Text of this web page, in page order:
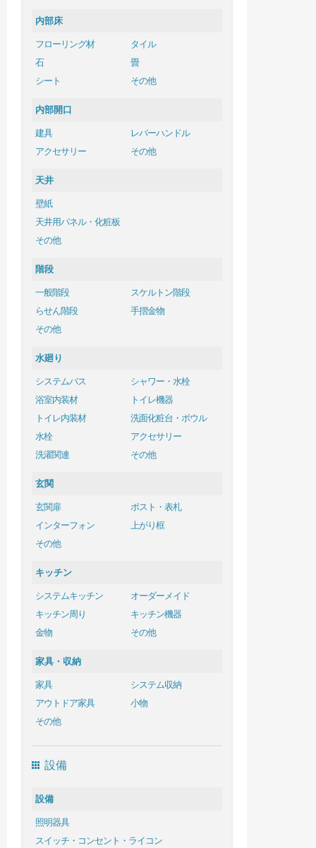
内部床
フローリング材
タイル
石
畳
シート
その他
内部開口
建具
レバーハンドル
アクセサリー
その他
天井
壁紙
天井用パネル・化粧板
その他
階段
一般階段
スケルトン階段
らせん階段
手摺金物
その他
水廻り
システムバス
シャワー・水栓
浴室内装材
トイレ機器
トイレ内装材
洗面化粧台・ボウル
水栓
アクセサリー
洗濯関連
その他
玄関
玄関扉
ポスト・表札
インターフォン
上がり框
その他
キッチン
システムキッチン
オーダーメイド
キッチン周り
キッチン機器
金物
その他
家具・収納
家具
システム収納
アウトドア家具
小物
その他
設備
設備
照明器具
スイッチ・コンセント・ライコン